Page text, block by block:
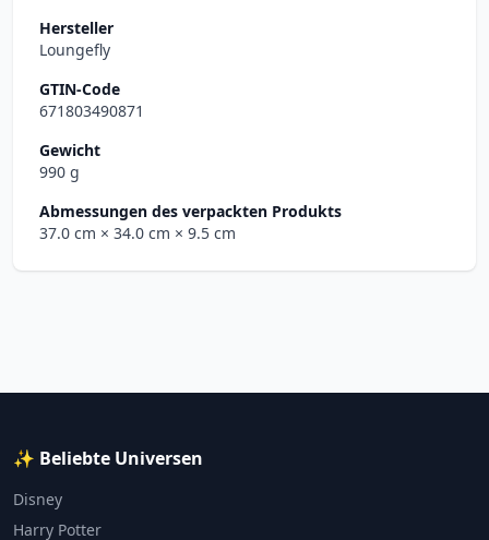
Hersteller
Loungefly
GTIN-Code
671803490871
Gewicht
990 g
Abmessungen des verpackten Produkts
37.0 cm × 34.0 cm × 9.5 cm
✨ Beliebte Universen
Disney
Harry Potter